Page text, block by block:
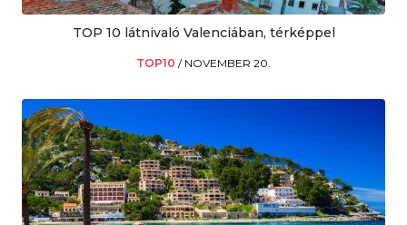
TOP 10 látnivaló Valenciában, térképpel
TOP10 / NOVEMBER 20.